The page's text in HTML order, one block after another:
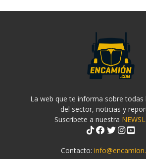
La web que te informa sobre todas
del sector, noticias y
Suscríbete a nuestra
Contacto: